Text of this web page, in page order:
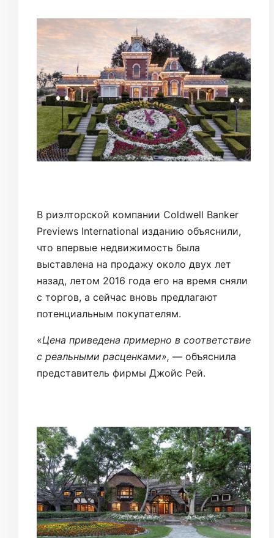
В риэлторской компании Coldwell Banker
Previews International изданию объяснили,
что впервые недвижимость была
выставлена на продажу около двух лет
назад, летом 2016 года его на время сняли
с торгов, а сейчас вновь предлагают
потенциальным покупателям.
«Цена приведена примерно в соответствие
с реальными расценками», — объяснила
представитель фирмы Джойс Рей.